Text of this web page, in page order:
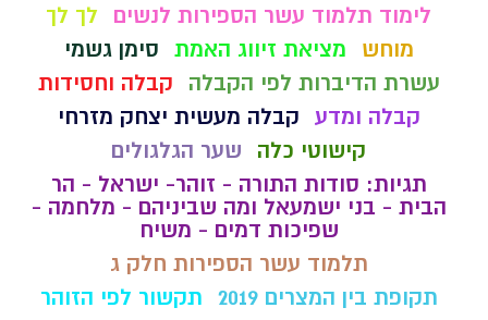
לימוד תלמוד עשר הספירות לנשים
לך לך
מוחש
מציאת זיווג האמת סימן גשמי
עשרת הדיברות לפי הקבלה
קבלה וחסידות
קבלה ומדע קבלה מעשית יצחק מזרחי
קישוטי כלה
שער הגלגולים
תגיות: סודות התורה - זוהר- ישראל - הר
הבית - בני ישמעאל ומה שביניהם - מלחמה -
שפיכות דמים - משיח
תלמוד עשר הספירות חלק ג
תקופת בין המצרים 2019
תקשור לפי הזוהר